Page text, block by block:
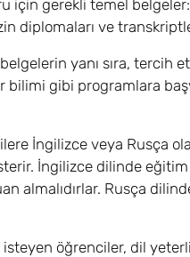
için gerekli temel
diplomaları ve
yanı sıra,
gibi programlara
İngilizce veya Rusça
İngilizce dilinde
almalıdırlar. Rusça
öğrenciler, dil